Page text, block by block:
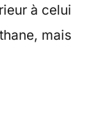
à celui
mais